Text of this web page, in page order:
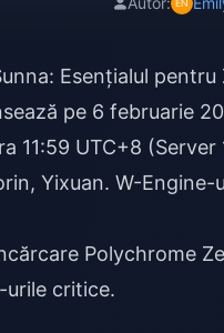
Esențialul pentru
pe 6 februarie
11:59 UTC+8
Yixuan. W-Engine-
Polychrome
urile critice.